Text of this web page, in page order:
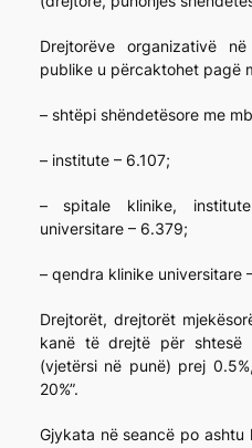
Drejtorëve organizativë
publike u përcaktohet pagë
– shtëpi shëndetësore me
– institute – 6.107;
– spitale klinike,
universitare – 6.379;
– qendra klinike universitare
Drejtorët, drejtorët
kanë të drejtë për
(vjetërsi në punë) prej
20%”.
Gjykata në seancë po